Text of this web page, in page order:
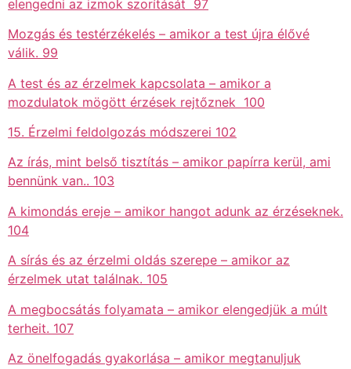
elengedni az izmok szorítását 97
Mozgás és testérzékelés – amikor a test újra élővé
válik. 99
A test és az érzelmek kapcsolata – amikor a
mozdulatok mögött érzések rejtőznek 100
15. Érzelmi feldolgozás módszerei 102
Az írás, mint belső tisztítás – amikor papírra kerül, ami
bennünk van.. 103
A kimondás ereje – amikor hangot adunk az érzéseknek.
104
A sírás és az érzelmi oldás szerepe – amikor az
érzelmek utat találnak. 105
A megbocsátás folyamata – amikor elengedjük a múlt
terheit. 107
Az önelfogadás gyakorlása – amikor megtanuljuk